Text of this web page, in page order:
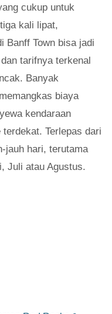
cukup untuk
kali lipat,
Banff Town bisa jadi
tarifnya terkenal
Banyak
biaya
kendaraan
Terlepas dari
jauh hari, terutama
Juli atau Agustus.